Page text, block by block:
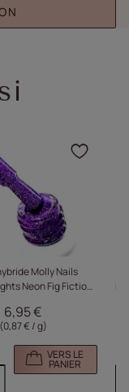
ajouter le
Molly Nails
Neon Fig Fiction
6,95 €
(0,87 € / g)
VERS LE
PANIER